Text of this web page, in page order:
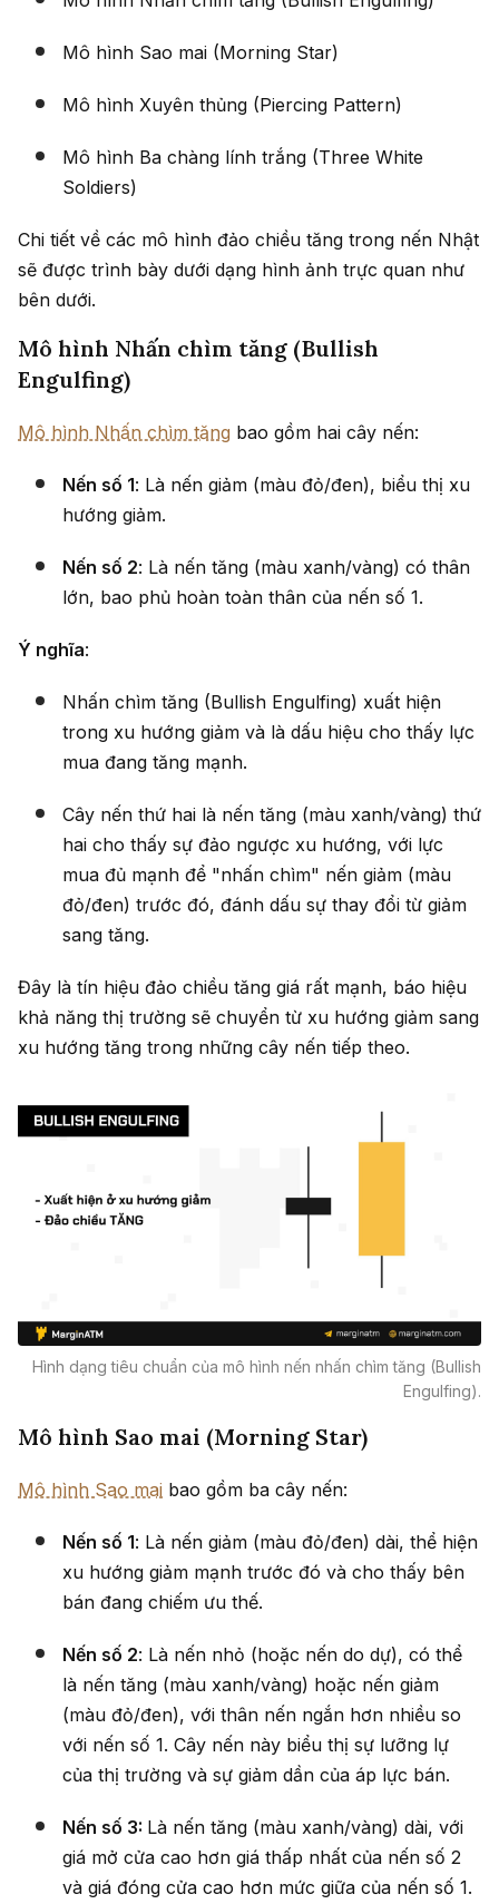
Mô hình Sao mai (Morning Star)
Mô hình Xuyên thủng (Piercing Pattern)
Mô hình Ba chàng lính trắng (Three White
Soldiers)
Chi tiết về các mô hình đảo chiều tăng trong nến Nhật
sẽ được trình bày dưới dạng hình ảnh trực quan như
bên dưới.
Mô hình Nhấn chìm tăng (Bullish
Engulfing)
Mô hình Nhấn chìm tăng bao gồm hai cây nến:
Nến số 1: Là nến giảm (màu đỏ/đen), biểu thị xu
hướng giảm.
Nến số 2: Là nến tăng (màu xanh/vàng) có thân
lớn, bao phủ hoàn toàn thân của nến số 1.
Ý nghĩa:
Nhấn chìm tăng (Bullish Engulfing) xuất hiện
trong xu hướng giảm và là dấu hiệu cho thấy lực
mua đang tăng mạnh.
Cây nến thứ hai là nến tăng (màu xanh/vàng) thứ
hai cho thấy sự đảo ngược xu hướng, với lực
mua đủ mạnh để "nhấn chìm" nến giảm (màu
đỏ/đen) trước đó, đánh dấu sự thay đổi từ giảm
sang tăng.
Đây là tín hiệu đảo chiều tăng giá rất mạnh, báo hiệu
khả năng thị trường sẽ chuyển từ xu hướng giảm sang
xu hướng tăng trong những cây nến tiếp theo.
Hình dạng tiêu chuẩn của mô hình nến nhấn chìm tăng (Bullish
Engulfing).
Mô hình Sao mai (Morning Star)
Mô hình Sao mai bao gồm ba cây nến:
Nến số 1: Là nến giảm (màu đỏ/đen) dài, thể hiện
xu hướng giảm mạnh trước đó và cho thấy bên
bán đang chiếm ưu thế.
Nến số 2: Là nến nhỏ (hoặc nến do dự), có thể
là nến tăng (màu xanh/vàng) hoặc nến giảm
(màu đỏ/đen), với thân nến ngắn hơn nhiều so
với nến số 1. Cây nến này biểu thị sự lưỡng lự
của thị trường và sự giảm dần của áp lực bán.
Nến số 3: Là nến tăng (màu xanh/vàng) dài, với
giá mở cửa cao hơn giá thấp nhất của nến số 2
và giá đóng cửa cao hơn mức giữa của nến số 1.